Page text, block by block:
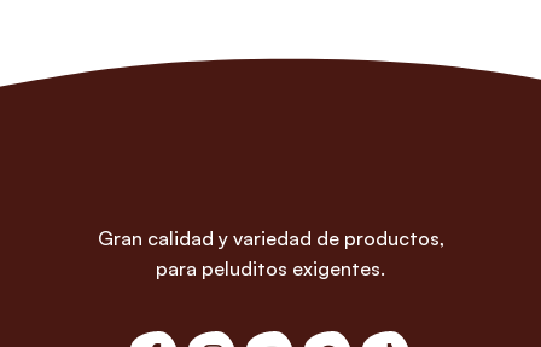
Gran calidad y variedad de productos,
para peluditos exigentes.